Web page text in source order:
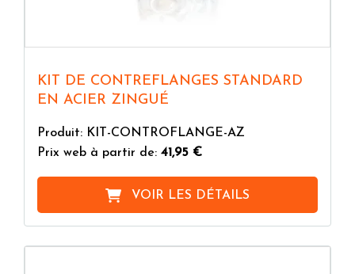
KIT DE CONTREFLANGES STANDARD
EN ACIER ZINGUÉ
Produit: KIT-CONTROFLANGE-AZ
Prix web à partir de: 41,95 €
VOIR LES DÉTAILS